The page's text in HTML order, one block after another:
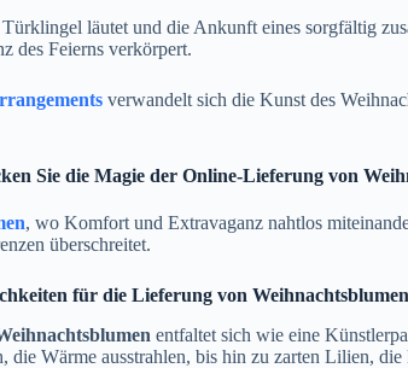
läutet und die Ankunft eines sorgfältig
des Feierns verkörpert.
verwandelt sich die Kunst des
Sie die Magie der Online-Lieferung von
, wo Komfort und Extravaganz nahtlos
überschreitet.
für die Lieferung von
entfaltet sich wie eine
die Wärme ausstrahlen, bis hin zu zarten Lilien,